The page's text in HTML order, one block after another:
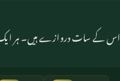
اس کے سات دروازے ہیں۔ ہر ایک